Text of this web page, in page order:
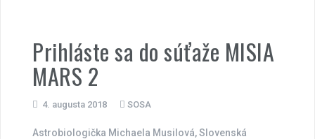
Prihláste sa do súťaže MISIA
MARS 2
4. augusta 2018 SOSA
Astrobiologička Michaela Musilová, Slovenská